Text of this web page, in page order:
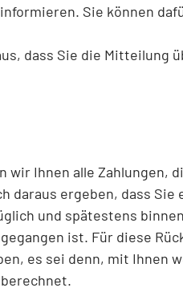
Sie können
dass Sie die
wir Ihnen alle
daraus ergeben, dass
und spätestens
ist. Für diese
es sei denn, mit Ihnen